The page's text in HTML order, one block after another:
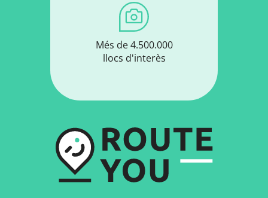
Més de 4.500.000
llocs d'interès